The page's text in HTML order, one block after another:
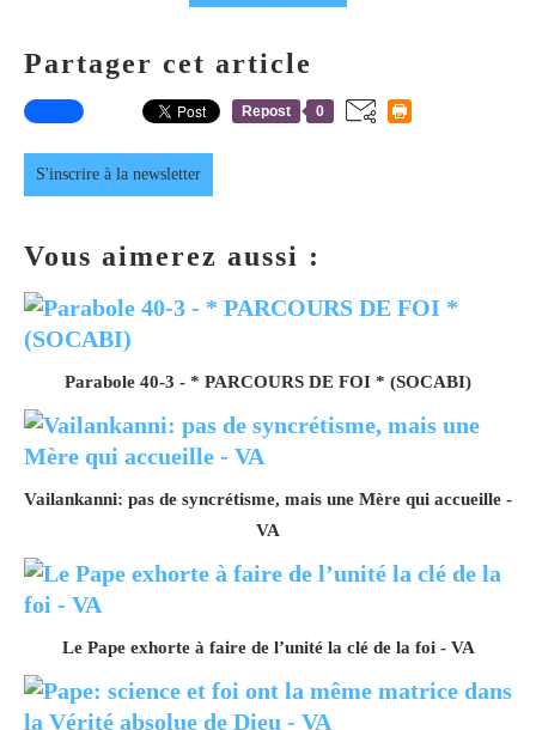
Partager cet article
Repost 0
S'inscrire à la newsletter
Vous aimerez aussi :
Parabole 40-3 - * PARCOURS DE FOI * (SOCABI)
Vailankanni: pas de syncrétisme, mais une Mère qui accueille -
VA
Le Pape exhorte à faire de l’unité la clé de la foi - VA